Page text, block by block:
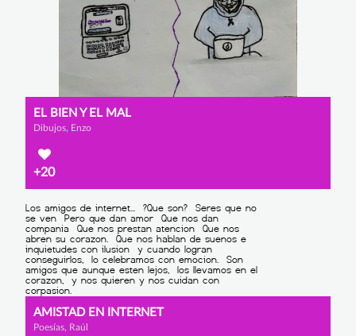
EL BIEN Y EL MAL
Dibujos, Enzo
+20
AMISTAD EN INTERNET
Poesías, Raúl